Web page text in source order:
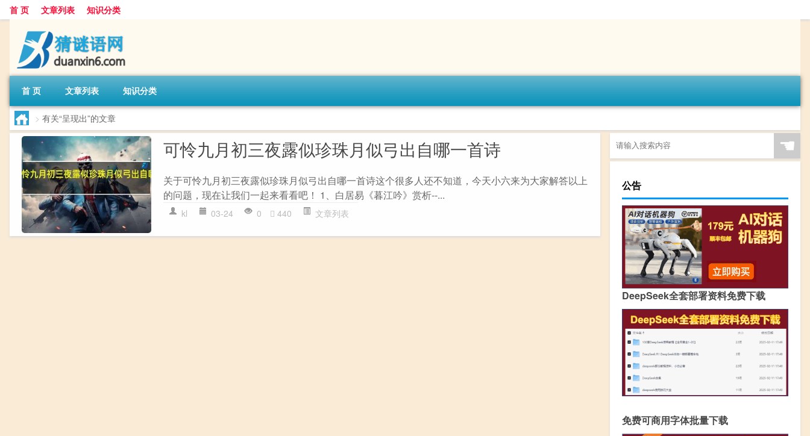
首 页 文章列表 知识分类
首 页 文章列表 知识分类
> 有关“呈现出”的文章
可怜九月初三夜露似珍珠月似弓出自哪一首诗
关于可怜九月初三夜露似珍珠月似弓出自哪一首诗这个很多人还不知道，今天小六来为大家解答以上
的问题，现在让我们一起来看看吧！ 1、白居易《暮江吟》赏析--...
kl 03-24 0 440 文章列表
☚
公告
DeepSeek全套部署资料免费下载
免费可商用字体批量下载